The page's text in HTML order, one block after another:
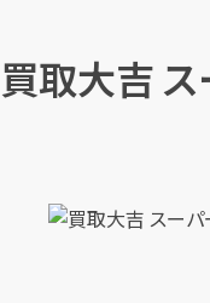
買取大吉 ス